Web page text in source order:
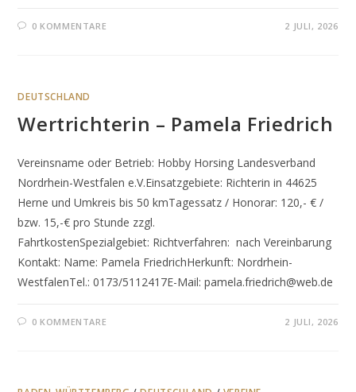
0 KOMMENTARE 2 JULI, 2026
DEUTSCHLAND
Wertrichterin – Pamela Friedrich
Vereinsname oder Betrieb: Hobby Horsing Landesverband
Nordrhein-Westfalen e.V.Einsatzgebiete: Richterin in 44625
Herne und Umkreis bis 50 kmTagessatz / Honorar: 120,- € /
bzw. 15,-€ pro Stunde zzgl.
FahrtkostenSpezialgebiet: Richtverfahren: nach Vereinbarung
Kontakt: Name: Pamela FriedrichHerkunft: Nordrhein-
WestfalenTel.: 0173/5112417E-Mail: pamela.friedrich@web.de
0 KOMMENTARE 2 JULI, 2026